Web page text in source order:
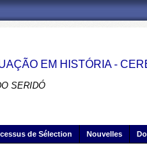
EM HISTÓRIA -
SERIDÓ
de Sélection Nouvelles